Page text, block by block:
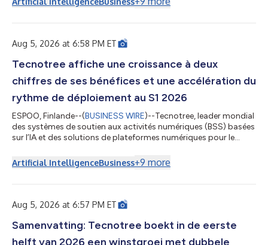
verzeichnete bei allen wesentlichen Finanzkennzahlen ein
Implementierungen um, wobei acht Go-Live-Projekte in N...
Aug 5, 2026 at 6:58 PM ET
Tecnotree affiche une croissance à deux
chiffres de ses bénéfices et une accélération du
rythme de déploiement au S1 2026
ESPOO, Finlande--(BUSINESS WIRE)--Tecnotree, leader mondial
des systèmes de soutien aux activités numériques (BSS) basées
sur l’IA et des solutions de plateformes numériques pour le
financiers pour le premier semestre 2026. La société a
enregistré une croissance pour tous ses principaux indicateurs
record en termes de dépl...
Artificial IntelligenceBusiness+9 more
Aug 5, 2026 at 6:57 PM ET
Samenvatting: Tecnotree boekt in de eerste
helft van 2026 een winstgroei met dubbele